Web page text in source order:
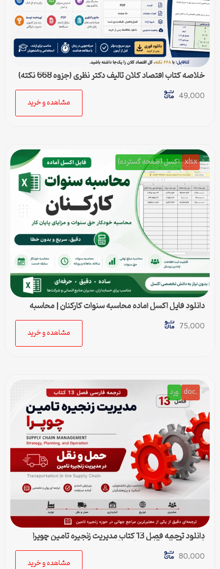
خلاصه کتاب اقتصاد کلان تالیف دکتر نظری (جزوه 668 نکته)
49,000
مشاهده و خرید
xlsx اکسل (صفحه گسترده)
دانلود فایل اکسل آماده محاسبه سنوات کارکنان | محاسبه
خودکار حق سنوات و پایان کار
75,000
مشاهده و خرید
.doc ورد
دانلود ترجمه فصل 13 کتاب مدیریت زنجیره تامین چوپرا
(Sunil Chopra) | حمل و نقل در زنجیره تامین
80,000
مشاهده و خرید